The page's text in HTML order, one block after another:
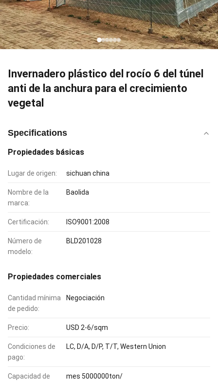
Invernadero plástico del rocío 6 del túnel
anti de la anchura para el crecimiento
vegetal
Specifications
Propiedades básicas
Lugar de origen: sichuan china
Nombre de la
marca:
Baolida
Certificación: ISO9001:2008
Número de
modelo:
BLD201028
Propiedades comerciales
Cantidad mínima
de pedido:
Negociación
Precio: USD 2-6/sqm
Condiciones de
pago:
LC, D/A, D/P, T/T, Western Union
Capacidad de
mes 5000000ton/